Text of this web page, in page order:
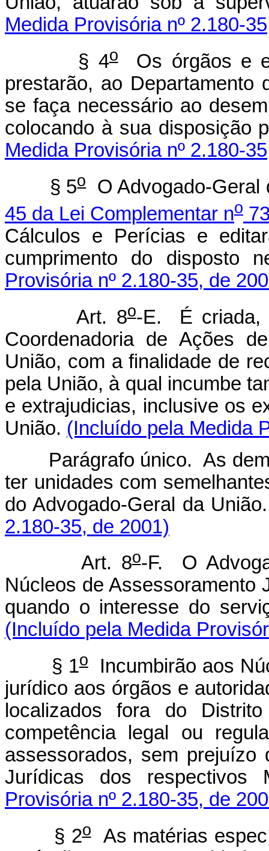
Medida Provisória nº 2.180-
§ 4oOs órgãos e
prestarão, ao
se faça necessário ao
colocando à sua disposição
Medida Provisória nº 2.180-
§ 5oO Advogado-Geral
45 da Lei Complementar no
Cálculos e Perícias e
cumprimento do disposto
Provisória nº 2.180-35, de
Art. 8o-E. É criada,
Coordenadoria de Ações
União, com a finalidade de
pela União, à qual incumbe
e extrajudicias, inclusive os
União. (Incluído pela Medida
Parágrafo único. As
ter unidades com
do Advogado-Geral da
2.180-35, de 2001)
Art. 8o-F. O
Núcleos de Assessoramento
quando o interesse do
(Incluído pela Medida
§ 1oIncumbirão aos
jurídico aos órgãos e
localizados fora do
competência legal ou
assessorados, sem prejuízo
Jurídicas dos respectivos
Provisória nº 2.180-35, de
§ 2oAs matérias